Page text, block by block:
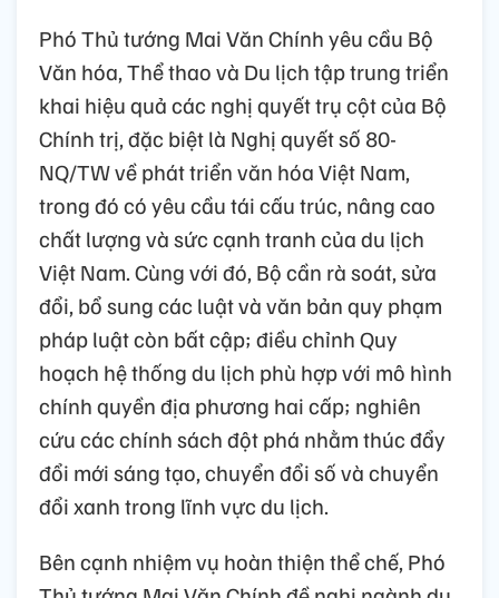
Phó Thủ tướng Mai Văn Chính yêu cầu Bộ
Văn hóa, Thể thao và Du lịch tập trung triển
khai hiệu quả các nghị quyết trụ cột của Bộ
Chính trị, đặc biệt là Nghị quyết số 80-
NQ/TW về phát triển văn hóa Việt Nam,
trong đó có yêu cầu tái cấu trúc, nâng cao
chất lượng và sức cạnh tranh của du lịch
Việt Nam. Cùng với đó, Bộ cần rà soát, sửa
đổi, bổ sung các luật và văn bản quy phạm
pháp luật còn bất cập; điều chỉnh Quy
hoạch hệ thống du lịch phù hợp với mô hình
chính quyền địa phương hai cấp; nghiên
cứu các chính sách đột phá nhằm thúc đẩy
đổi mới sáng tạo, chuyển đổi số và chuyển
đổi xanh trong lĩnh vực du lịch.
Bên cạnh nhiệm vụ hoàn thiện thể chế, Phó